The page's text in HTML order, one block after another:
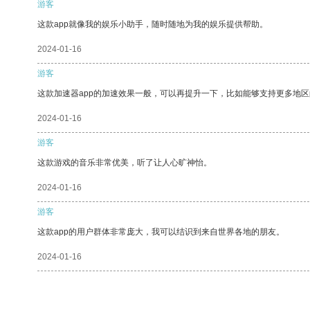
游客
这款app就像我的娱乐小助手，随时随地为我的娱乐提供帮助。
2024-01-16
游客
这款加速器app的加速效果一般，可以再提升一下，比如能够支持更多地区
2024-01-16
游客
这款游戏的音乐非常优美，听了让人心旷神怡。
2024-01-16
游客
这款app的用户群体非常庞大，我可以结识到来自世界各地的朋友。
2024-01-16